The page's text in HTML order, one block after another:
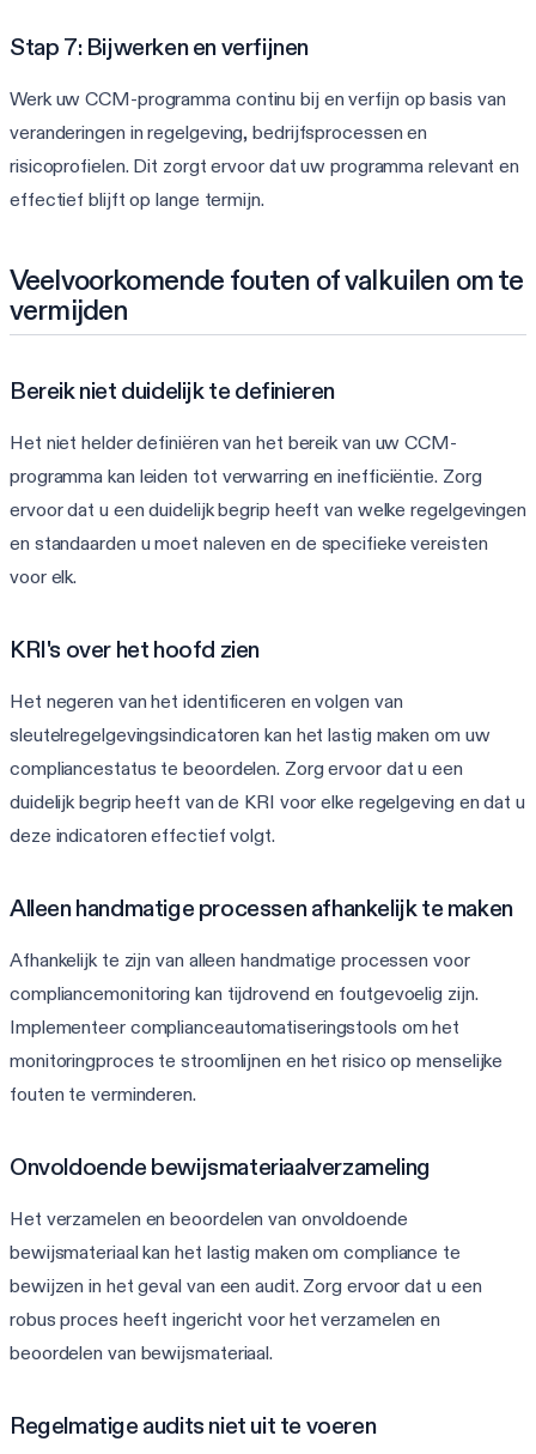
Stap 7: Bijwerken en verfijnen
Werk uw CCM-programma continu bij en verfijn op basis van
veranderingen in regelgeving, bedrijfsprocessen en
risicoprofielen. Dit zorgt ervoor dat uw programma relevant en
effectief blijft op lange termijn.
Veelvoorkomende fouten of valkuilen om te
vermijden
Bereik niet duidelijk te definieren
Het niet helder definiëren van het bereik van uw CCM-
programma kan leiden tot verwarring en inefficiëntie. Zorg
ervoor dat u een duidelijk begrip heeft van welke regelgevingen
en standaarden u moet naleven en de specifieke vereisten
voor elk.
KRI's over het hoofd zien
Het negeren van het identificeren en volgen van
sleutelregelgevingsindicatoren kan het lastig maken om uw
compliancestatus te beoordelen. Zorg ervoor dat u een
duidelijk begrip heeft van de KRI voor elke regelgeving en dat u
deze indicatoren effectief volgt.
Alleen handmatige processen afhankelijk te maken
Afhankelijk te zijn van alleen handmatige processen voor
compliancemonitoring kan tijdrovend en foutgevoelig zijn.
Implementeer complianceautomatiseringstools om het
monitoringproces te stroomlijnen en het risico op menselijke
fouten te verminderen.
Onvoldoende bewijsmateriaalverzameling
Het verzamelen en beoordelen van onvoldoende
bewijsmateriaal kan het lastig maken om compliance te
bewijzen in het geval van een audit. Zorg ervoor dat u een
robus proces heeft ingericht voor het verzamelen en
beoordelen van bewijsmateriaal.
Regelmatige audits niet uit te voeren